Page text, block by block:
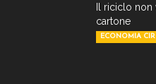
Il riciclo non
cartone
ECONOMIA